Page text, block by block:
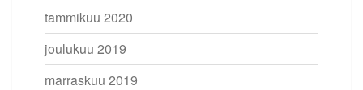
tammikuu 2020
joulukuu 2019
marraskuu 2019